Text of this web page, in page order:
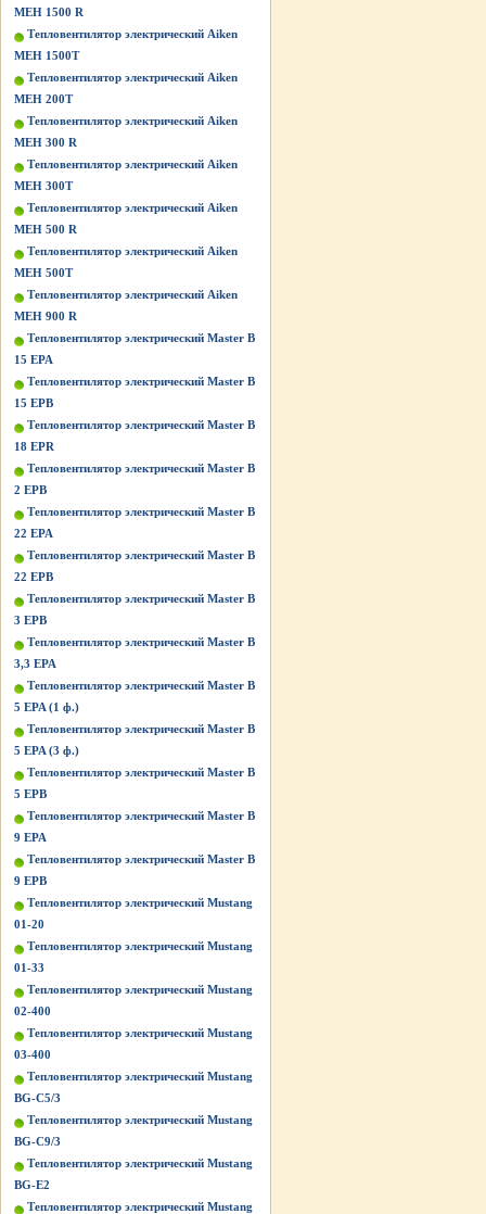
MEH 1500 R
Тепловентилятор электрический Aiken
MEH 1500T
Тепловентилятор электрический Aiken
MEH 200T
Тепловентилятор электрический Aiken
MEH 300 R
Тепловентилятор электрический Aiken
MEH 300T
Тепловентилятор электрический Aiken
MEH 500 R
Тепловентилятор электрический Aiken
MEH 500T
Тепловентилятор электрический Aiken
MEH 900 R
Тепловентилятор электрический Master B
15 EPA
Тепловентилятор электрический Master B
15 EPB
Тепловентилятор электрический Master B
18 EPR
Тепловентилятор электрический Master B
2 EPB
Тепловентилятор электрический Master B
22 EPA
Тепловентилятор электрический Master B
22 EPB
Тепловентилятор электрический Master B
3 EPB
Тепловентилятор электрический Master B
3,3 EPA
Тепловентилятор электрический Master B
5 EPA (1 ф.)
Тепловентилятор электрический Master B
5 EPA (3 ф.)
Тепловентилятор электрический Master B
5 EPB
Тепловентилятор электрический Master B
9 EPA
Тепловентилятор электрический Master B
9 EPB
Тепловентилятор электрический Mustang
01-20
Тепловентилятор электрический Mustang
01-33
Тепловентилятор электрический Mustang
02-400
Тепловентилятор электрический Mustang
03-400
Тепловентилятор электрический Mustang
BG-C5/3
Тепловентилятор электрический Mustang
BG-C9/3
Тепловентилятор электрический Mustang
BG-Е2
Тепловентилятор электрический Mustang